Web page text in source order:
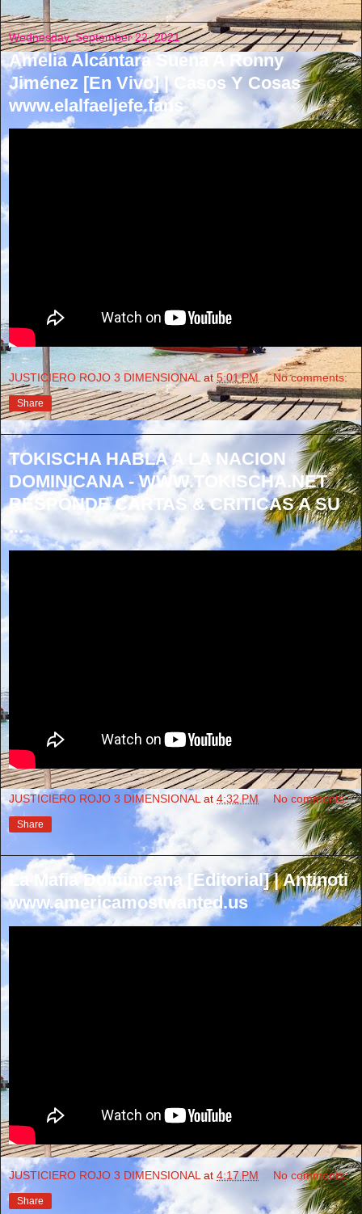
Wednesday, September 22, 2021
Amelia Alcántara Suena A Ronny
Jiménez [En Vivo] | Casos Y Cosas
www.elalfaeljefe.fans
JUSTICIERO ROJO 3 DIMENSIONAL at 5:01 PM No comments:
Share
TOKISCHA HABLA A LA NACION
DOMINICANA - WWW.TOKISCHA.NET
RESPONDE CARTAS & CRITICAS A SU
...
JUSTICIERO ROJO 3 DIMENSIONAL at 4:32 PM No comments:
Share
La Mafia Dominicana [Editorial] | Antinoti
www.americamostwanted.us
JUSTICIERO ROJO 3 DIMENSIONAL at 4:17 PM No comments:
Share